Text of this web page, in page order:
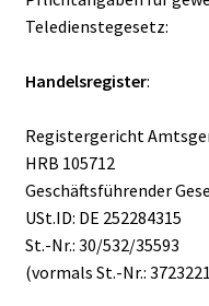
Teledienstegesetz:
Handelsregister:
Registergericht
HRB 105712
Geschäftsführender
USt.ID: DE 252284315
St.-Nr.: 30/532/35593
(vormals St.-Nr.: